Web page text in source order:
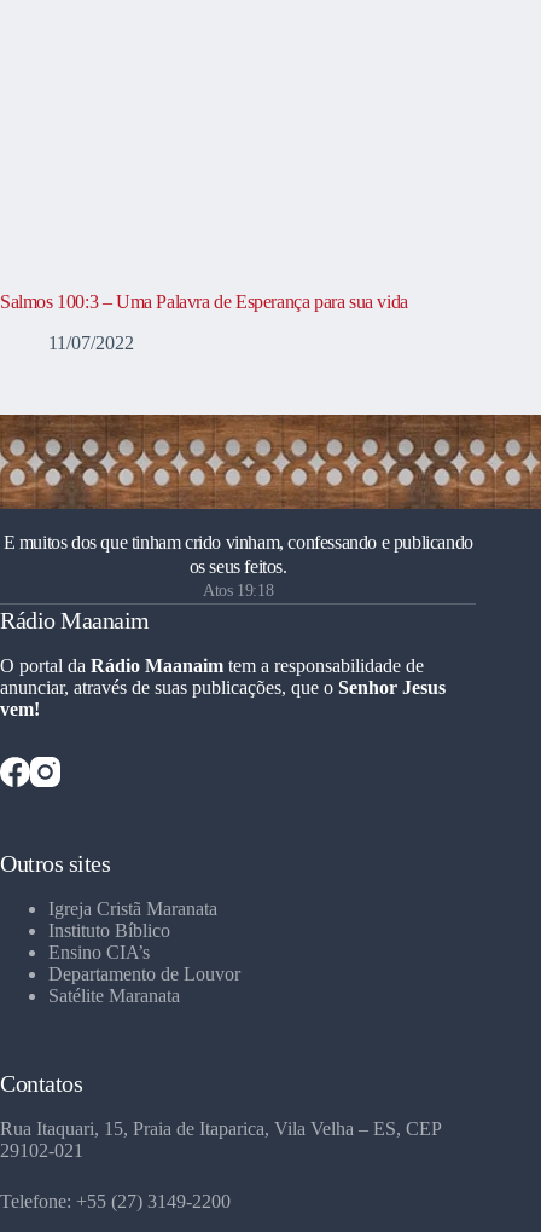
Salmos 100:3 – Uma Palavra de Esperança para sua vida
11/07/2022
E muitos dos que tinham crido vinham, confessando e publicando
os seus feitos.
Atos 19:18
Rádio Maanaim
O portal da Rádio Maanaim tem a responsabilidade de
anunciar, através de suas publicações, que o Senhor Jesus
vem!
Outros sites
Igreja Cristã Maranata
Instituto Bíblico
Ensino CIA’s
Departamento de Louvor
Satélite Maranata
Contatos
Rua Itaquari, 15, Praia de Itaparica, Vila Velha – ES, CEP
29102-021
Telefone: +55 (27) 3149-2200